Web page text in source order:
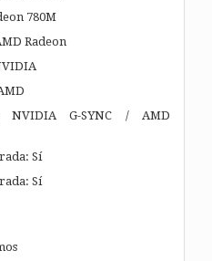
780M
Radeon
NVIDIA G-SYNC / AMD
Sí
Sí